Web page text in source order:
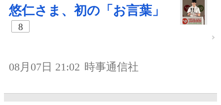
悠仁さま、初の「お言葉」
8
08月07日 21:02 時事通信社